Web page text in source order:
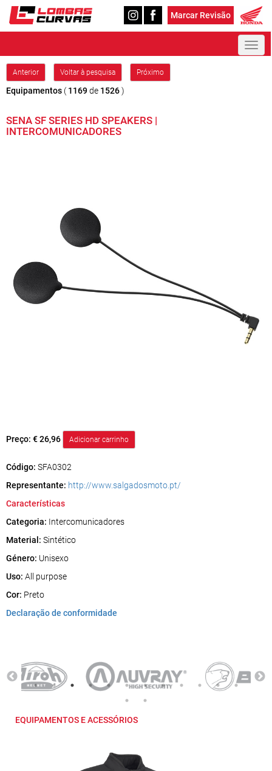
Marcar Revisão
Anterior Voltar à pesquisa Próximo
Equipamentos (1169de 1526)
SENA SF SERIES HD SPEAKERS |
INTERCOMUNICADORES
Preço: € 26,96
Código: SFA0302
Representante: http://www.salgadosmoto.pt/
Características
Categoria: Intercomunicadores
Material: Sintético
Género: Unisexo
Uso: All purpose
Cor: Preto
Declaração de conformidade
EQUIPAMENTOS E ACESSÓRIOS